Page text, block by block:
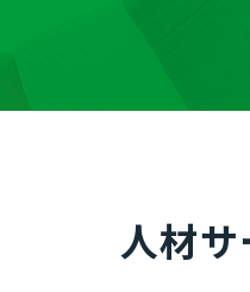
人材